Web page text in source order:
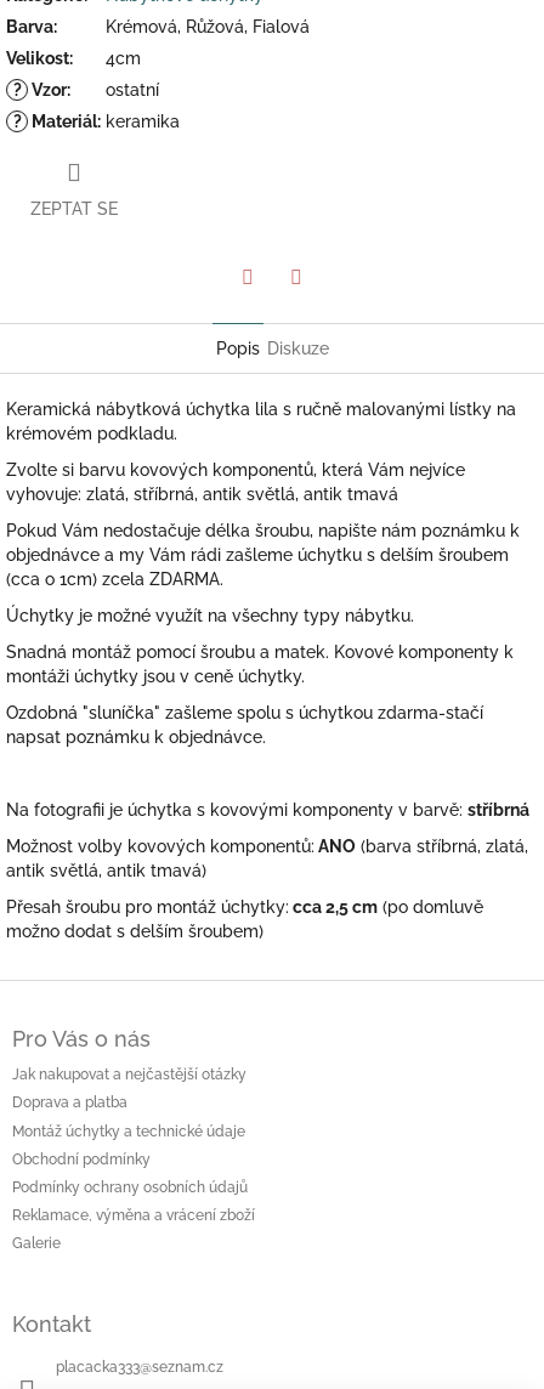
Barva:
Krémová, Růžová, Fialová
Velikost:
4cm
? Vzor:
ostatní
?
Materiál: keramika
ZEPTAT SE
Popis Diskuze
Keramická nábytková úchytka lila s ručně malovanými lístky na
krémovém podkladu.
Zvolte si barvu kovových komponentů, která Vám nejvíce
vyhovuje: zlatá, stříbrná, antik světlá, antik tmavá
Pokud Vám nedostačuje délka šroubu, napište nám poznámku k
objednávce a my Vám rádi zašleme úchytku s delším šroubem
(cca o 1cm) zcela ZDARMA.
Úchytky je možné využít na všechny typy nábytku.
Snadná montáž pomocí šroubu a matek. Kovové komponenty k
montáži úchytky jsou v ceně úchytky.
Ozdobná "sluníčka" zašleme spolu s úchytkou zdarma-stačí
napsat poznámku k objednávce.
Na fotografii je úchytka s kovovými komponenty v barvě: stříbrná
Možnost volby kovových komponentů: ANO (barva stříbrná, zlatá,
antik světlá, antik tmavá)
Přesah šroubu pro montáž úchytky: cca 2,5 cm (po domluvě
možno dodat s delším šroubem)
Pro Vás o nás
Jak nakupovat a nejčastější otázky
Doprava a platba
Montáž úchytky a technické údaje
Obchodní podmínky
Podmínky ochrany osobních údajů
Reklamace, výměna a vrácení zboží
Galerie
Kontakt
placacka333@seznam.cz